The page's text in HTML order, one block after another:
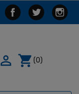
 shopping_cart (0)